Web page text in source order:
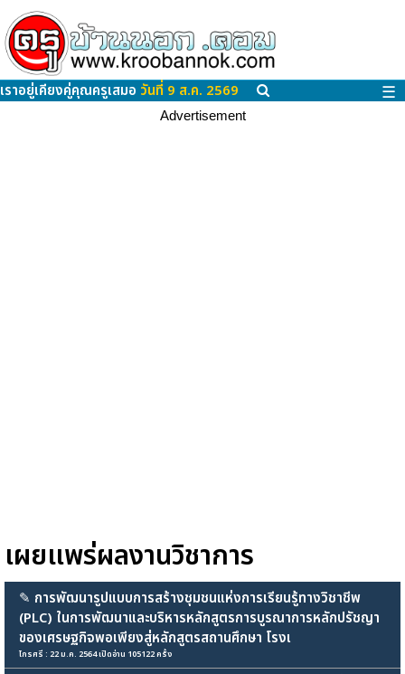
เราอยู่เคียงคู่คุณครูเสมอ วันที่ 9 ส.ค. 2569 ☰
Advertisement
เผยแพร่ผลงานวิชาการ
✎ การพัฒนารูปแบบการสร้างชุมชนแห่งการเรียนรู้ทางวิชาชีพ
(PLC) ในการพัฒนาและบริหารหลักสูตรการบูรณาการหลักปรัชญา
ของเศรษฐกิจพอเพียงสู่หลักสูตรสถานศึกษา โรงเ
ไกรศรี : 22 ม.ค. 2564 เปิดอ่าน 105122 ครั้ง